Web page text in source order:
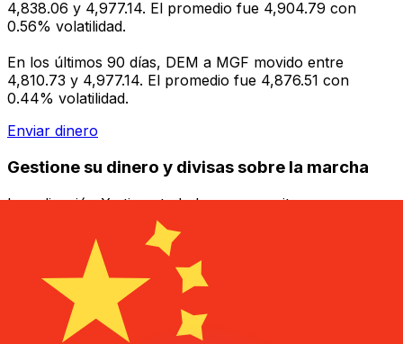
4,838.06 y 4,977.14. El promedio fue 4,904.79 con
0.56% volatilidad.
En los últimos 90 días, DEM a MGF movido entre
4,810.73 y 4,977.14. El promedio fue 4,876.51 con
0.44% volatilidad.
Enviar dinero
Gestione su dinero y divisas sobre la marcha
La aplicación Xe tiene todo lo que necesita para
transferencias de dinero globales y administración de
divisas. Convierta divisas, establezca alertas de tasas y
transfiera dinero al extranjero sin cargos ocultos.
¡Descárgalo hoy!